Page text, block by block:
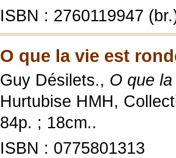
ISBN : 2760119947
O que la vie est
Guy Désilets., O que
Hurtubise HMH,
84p. ; 18cm..
ISBN : 0775801313